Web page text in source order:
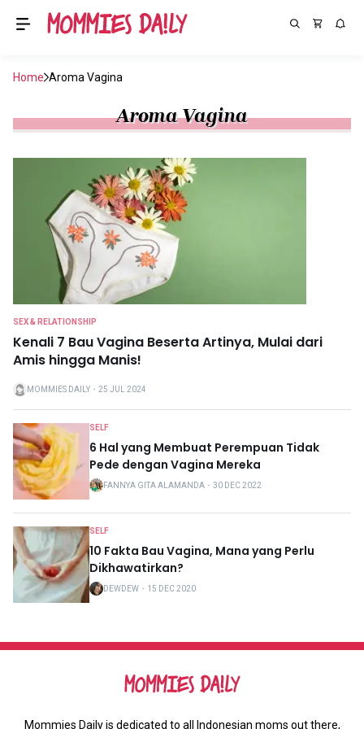
Home Aroma Vagina
Aroma Vagina
SEX & RELATIONSHIP
Kenali 7 Bau Vagina Beserta Artinya, Mulai dari
Amis hingga Manis!
MOMMIES DAILY ・ 25 JUL 2024
SELF
6 Hal yang Membuat Perempuan Tidak
Pede dengan Vagina Mereka
FANNYA GITA ALAMANDA ・ 30 DEC 2022
SELF
10 Fakta Bau Vagina, Mana yang Perlu
Dikhawatirkan?
DEWDEW ・ 15 DEC 2020
Mommies Daily is dedicated to all Indonesian moms out there,